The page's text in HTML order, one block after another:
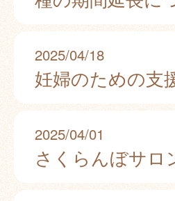
2025/04/18
妊婦のための支
2025/04/01
さくらんぼサロ